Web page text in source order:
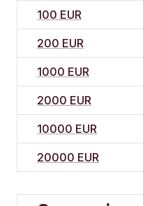
100 EUR
200 EUR
1000 EUR
2000 EUR
10000 EUR
20000 EUR